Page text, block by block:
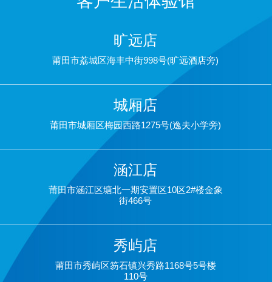
旷远店
莆田市荔城区海丰中街998号(旷远酒店旁)
城厢店
莆田市城厢区梅园西路1275号(逸夫小学旁)
涵江店
莆田市涵江区塘北一期安置区10区2#楼金象
街466号
秀屿店
莆田市秀屿区笏石镇兴秀路1168号5号楼
110号